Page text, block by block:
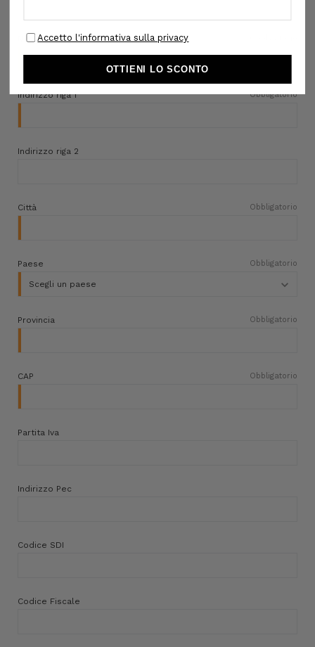
Numero di telefono
Indirizzo riga 1 Obbligatorio
Indirizzo riga 2
Città Obbligatorio
Paese Obbligatorio
Provincia Obbligatorio
CAP Obbligatorio
Partita Iva
Indirizzo Pec
Codice SDI
Codice Fiscale